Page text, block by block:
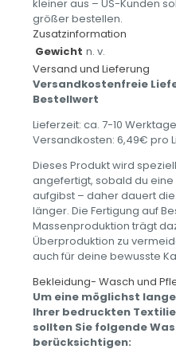
kleiner aus – US-Kunden
größer bestellen.
Zusatzinformation
Gewicht n. v.
Versand und Lieferung
Versandkostenfreie
Bestellwert
Lieferzeit: ca. 7-10 Werktage
Versandkosten: 6,49€ pro
Dieses Produkt wird
angefertigt, sobald du eine
aufgibst – daher dauert
länger. Die Fertigung auf
Massenproduktion trägt
Überproduktion zu
auch für deine bewusste
Bekleidung- Wasch und
Um eine möglichst
Ihrer bedruckten
sollten Sie folgende
berücksichtigen: